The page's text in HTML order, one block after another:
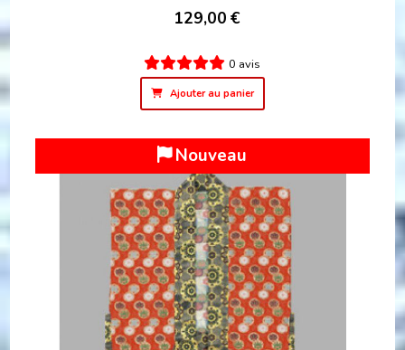
129,00 €
0 avis
Ajouter au panier
Nouveau